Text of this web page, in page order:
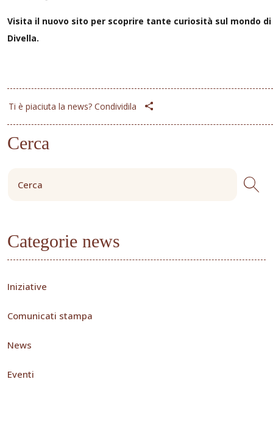
Visita il nuovo sito per scoprire tante curiosità sul mondo di
Divella.
Ti è piaciuta la news? Condividila
Cerca
Categorie news
Iniziative
Comunicati stampa
News
Eventi